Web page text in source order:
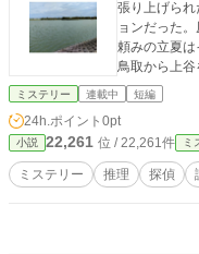
張り上げら
ョンだった
頼みの立夏は
鳥取から上谷
ミステリー 連載中 短編
24h.ポイント 0pt
小説 22,261 位 / 22,261件 ミ
ミステリー 推理 探偵